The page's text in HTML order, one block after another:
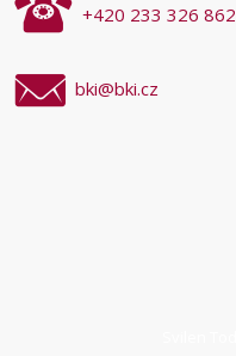
+420 233 326 862
bki@bki.cz